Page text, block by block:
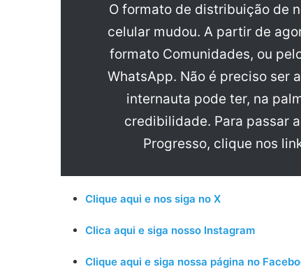
O formato de distribuição de
celular mudou. A partir de
formato Comunidades, ou
WhatsApp. Não é preciso ser
internauta pode ter, na
credibilidade. Para passar a
Progresso, clique nos
Clique aqui e nos siga no X
Clica aqui e siga nosso Instagram
Clique aqui e siga nossa página no